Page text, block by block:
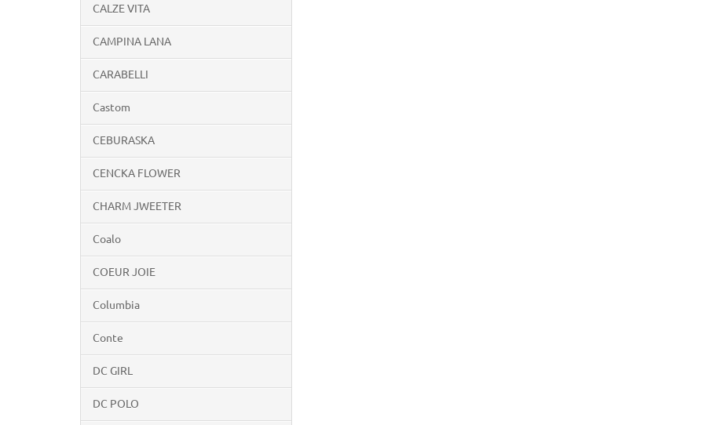
CALZE VITA
CAMPINA LANA
CARABELLI
Castom
CEBURASKA
CENCKA FLOWER
CHARM JWEETER
Coalo
COEUR JOIE
Columbia
Conte
DC GIRL
DC POLO